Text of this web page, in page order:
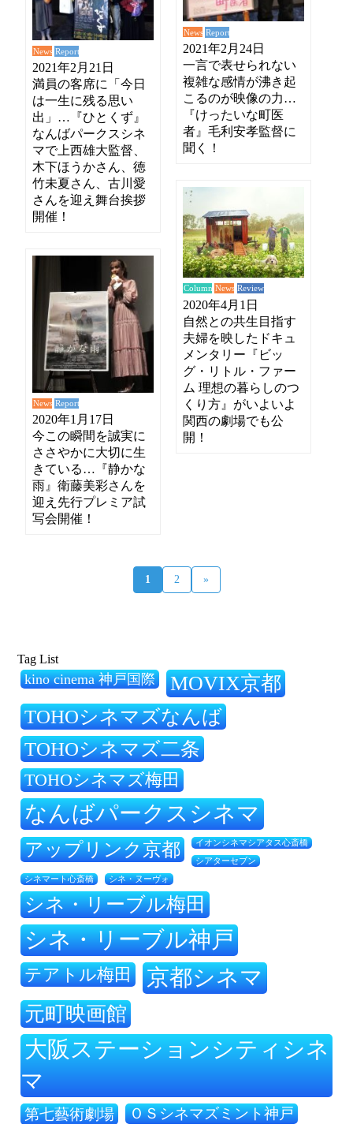
News Report
2021年2月24日
一言で表せられない
複雑な感情が沸き起
こるのが映像の力…
『けったいな町医
者』毛利安孝監督に
聞く！
News Report
2021年2月21日
満員の客席に「今日
は一生に残る思い
出」…『ひとくず』
なんばパークスシネ
マで上西雄大監督、
木下ほうかさん、徳
竹未夏さん、古川愛
さんを迎え舞台挨拶
開催！
Column News Review
2020年4月1日
自然との共生目指す
夫婦を映したドキュ
メンタリー『ビッ
グ・リトル・ファー
ム 理想の暮らしのつ
くり方』がいよいよ
関西の劇場でも公
開！
News Report
2020年1月17日
今この瞬間を誠実に
ささやかに大切に生
きている…『静かな
雨』衛藤美彩さんを
迎え先行プレミア試
写会開催！
1 2 »
Tag List
kino cinema 神戸国際 MOVIX京都
TOHOシネマズなんば
TOHOシネマズ二条
TOHOシネマズ梅田
なんばパークスシネマ
アップリンク京都 イオンシネマシアタス心斎橋
シアターセブン
シネマート心斎橋 シネ・ヌーヴォ
シネ・リーブル梅田
シネ・リーブル神戸
テアトル梅田 京都シネマ
元町映画館
大阪ステーションシティシネ
マ
第七藝術劇場 ＯＳシネマズミント神戸